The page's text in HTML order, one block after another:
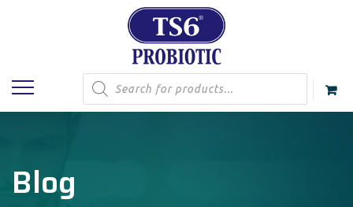
Products
search
Blog